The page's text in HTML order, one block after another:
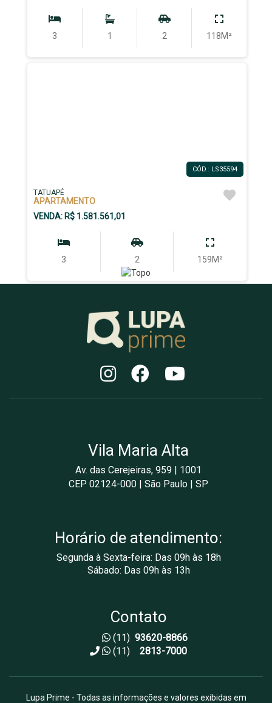
3 1 2 118M²
CÓD.: LS35594
TATUAPÉ
APARTAMENTO
VENDA: R$ 1.581.561,01
3 2 159M²
Vila Maria Alta
Av. das Cerejeiras, 959 | 1001
CEP 02124-000 | São Paulo | SP
Horário de atendimento:
Segunda à Sexta-feira: Das 09h às 18h
Sábado: Das 09h às 13h
Contato
(11) 93620-8866
(11)2813-7000
Lupa Prime - Todas as informações e valores exibidas em